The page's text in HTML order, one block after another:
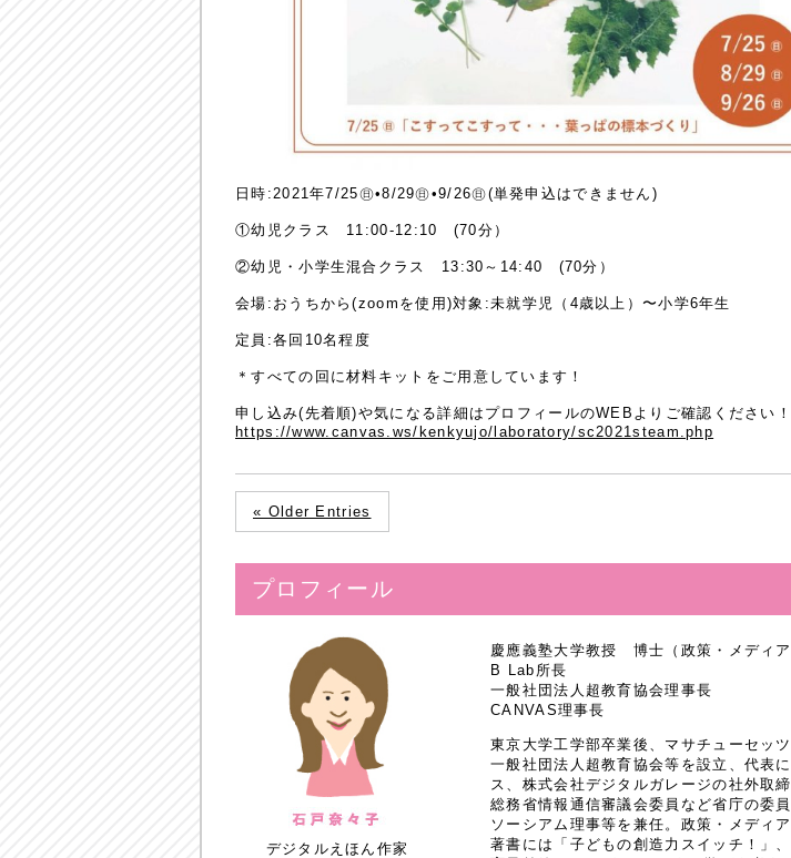
日時:2021年7/25㊐•8/29㊐•9/26㊐(単発申込はできません)
①幼児クラス 11:00-12:10 (70分）
②幼児・小学生混合クラス 13:30～14:40 (70分）
会場:おうちから(zoomを使用)対象:未就学児（4歳以上）〜小学6年生
定員:各回10名程度
＊すべての回に材料キットをご用意しています！
申し込み(先着順)や気になる詳細はプロフィールのWEBよりご確認ください！
https://www.canvas.ws/kenkyujo/laboratory/sc2021steam.php
« Older Entries
プロフィール
デジタルえほん作家
慶應義塾大学教授 博士（政策・メディア
B Lab所長
一般社団法人超教育協会理事長
CANVAS理事長
東京大学工学部卒業後、マサチューセッ
一般社団法人超教育協会等を設立、代表
ス、株式会社デジタルガレージの社外取締
総務省情報通信審議会委員など省庁の委
ソーシアム理事等を兼任。政策・メディア
著書には「子どもの創造力スイッチ！」